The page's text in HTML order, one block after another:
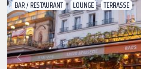
BAR / RESTAURANT LOUNGE TERRASSE
Précédent